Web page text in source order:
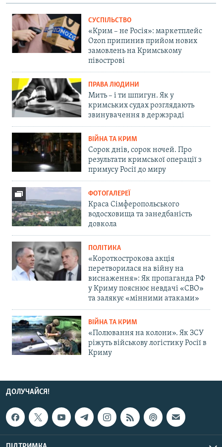
СУСПІЛЬСТВО
«Крим – не Росія»: маркетплейс
Ozon припинив прийом нових
замовлень на Кримському
півострові
ПРАВА ЛЮДИНИ
Мить – і ти шпигун. Як у
кримських судах розглядають
звинувачення в держзраді
ВІЙНА ТА КРИМ
Сорок днів, сорок ночей. Про
результати кримської операції з
примусу Росії до миру
ФОТОГАЛЕРЕЇ
Краса Сімферопольського
водосховища та занедбаність
довкола
ПОЛІТИКА
«Короткострокова акція
перетворилася на війну на
виснаження»: Як пропаганда РФ
у Криму пояснює невдачі «СВО»
та залякує «мінними атаками»
ВІЙНА ТА КРИМ
«Полювання на колони». Як ЗСУ
ріжуть військову логістику Росії в
Криму
ДОЛУЧАЙСЯ!